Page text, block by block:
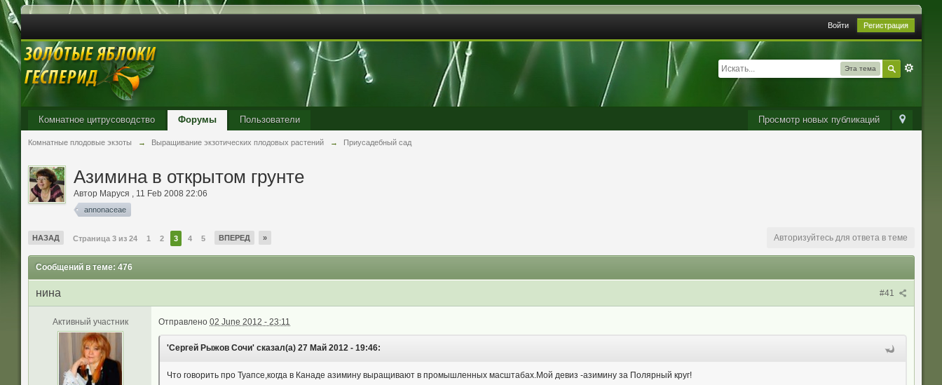
Войти Регистрация
Эта тема
Просмотр новых публикаций
Комнатное цитрусоводство Форумы Пользователи
Комнатные плодовые экзоты → Выращивание экзотических плодовых растений → Приусадебный сад
Азимина в открытом грунте
Автор Маруся , 11 Feb 2008 22:06
annonaceae
НАЗАД Страница 3 из 24 1 2 3 4 5 ВПЕРЕД » Авторизуйтесь для ответа в теме
Сообщений в теме: 476
#41
нина
Активный участник Отправлено 02 June 2012 - 23:11
'Сергей Рыжов Сочи' сказал(а) 27 Май 2012 - 19:46:
Что говорить про Туапсе,когда в Канаде азимину выращивают в промышленных масштабах.Мой девиз -азимину за Полярный круг!